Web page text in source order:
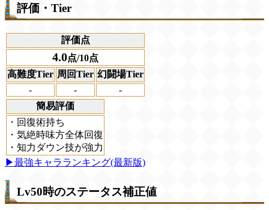
評価・Tier
評価点
4.0点/10点
高難度Tier 周回Tier 幻闘場Tier
-
-
-
簡易評価
・回復術持ち
・気絶時味方全体回復
・知力ダウン技が強力
▶最強キャラランキング(最新版)
Lv50時のステータス補正値